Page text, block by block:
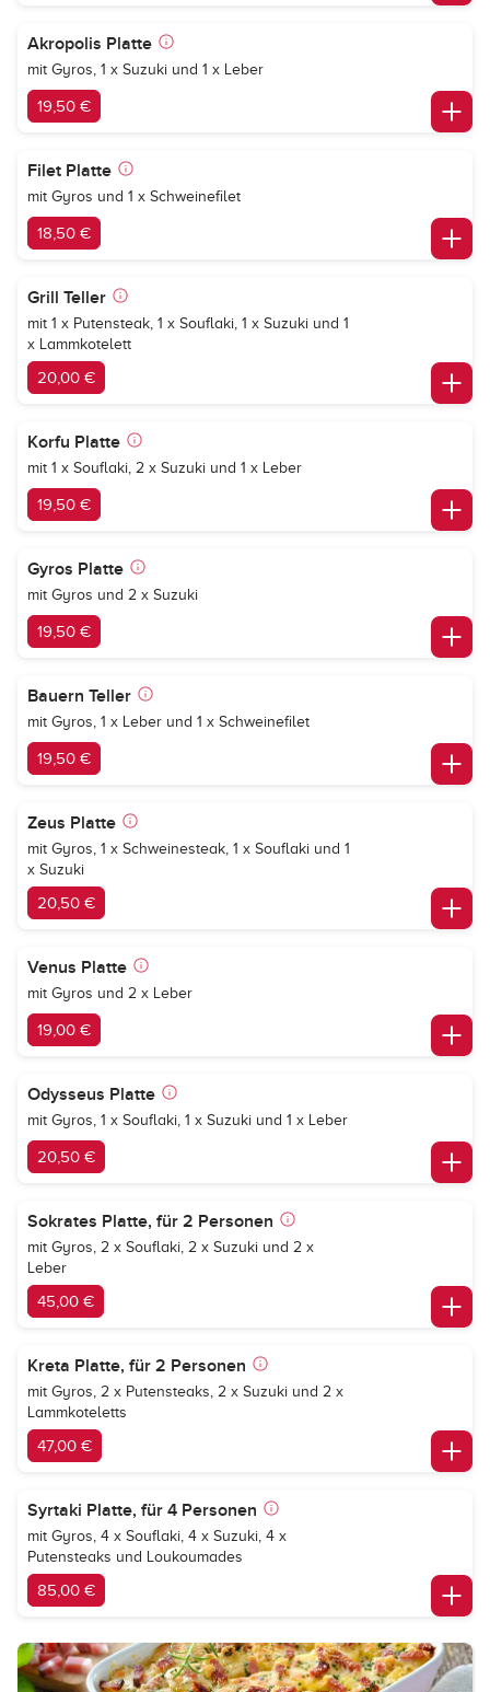
Akropolis Platte
mit Gyros, 1 x Suzuki und 1 x Leber
19,50 €
Filet Platte
mit Gyros und 1 x Schweinefilet
18,50 €
Grill Teller
mit 1 x Putensteak, 1 x Souflaki, 1 x Suzuki und 1
x Lammkotelett
20,00 €
Korfu Platte
mit 1 x Souflaki, 2 x Suzuki und 1 x Leber
19,50 €
Gyros Platte
mit Gyros und 2 x Suzuki
19,50 €
Bauern Teller
mit Gyros, 1 x Leber und 1 x Schweinefilet
19,50 €
Zeus Platte
mit Gyros, 1 x Schweinesteak, 1 x Souflaki und 1
x Suzuki
20,50 €
Venus Platte
mit Gyros und 2 x Leber
19,00 €
Odysseus Platte
mit Gyros, 1 x Souflaki, 1 x Suzuki und 1 x Leber
20,50 €
Sokrates Platte, für 2 Personen
mit Gyros, 2 x Souflaki, 2 x Suzuki und 2 x
Leber
45,00 €
Kreta Platte, für 2 Personen
mit Gyros, 2 x Putensteaks, 2 x Suzuki und 2 x
Lammkoteletts
47,00 €
Syrtaki Platte, für 4 Personen
mit Gyros, 4 x Souflaki, 4 x Suzuki, 4 x
Putensteaks und Loukoumades
85,00 €